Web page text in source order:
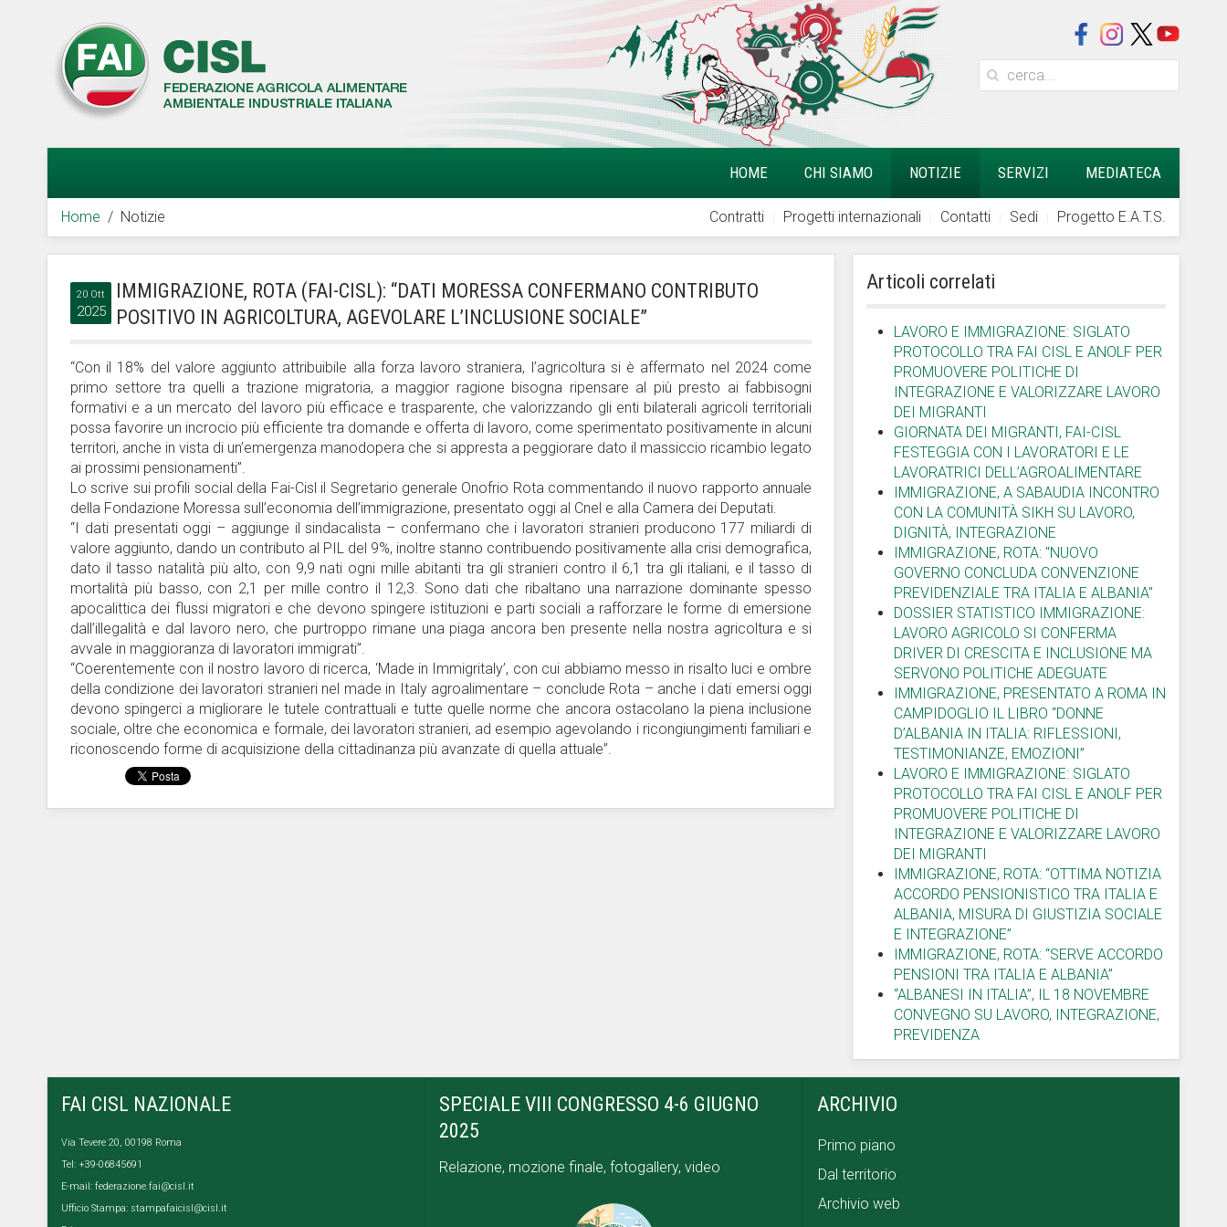
HOME CHI SIAMO NOTIZIE SERVIZI MEDIATECA
Contratti Progetti internazionali Contatti Sedi Progetto E.A.T.S.
Home Notizie
20 Ott
2025
IMMIGRAZIONE, ROTA (FAI-CISL): “DATI MORESSA CONFERMANO CONTRIBUTO
POSITIVO IN AGRICOLTURA, AGEVOLARE L’INCLUSIONE SOCIALE”
“Con il 18% del valore aggiunto attribuibile alla forza lavoro straniera, l’agricoltura si è affermato nel 2024 come
primo settore tra quelli a trazione migratoria, a maggior ragione bisogna ripensare al più presto ai fabbisogni
formativi e a un mercato del lavoro più efficace e trasparente, che valorizzando gli enti bilaterali agricoli territoriali
possa favorire un incrocio più efficiente tra domande e offerta di lavoro, come sperimentato positivamente in alcuni
territori, anche in vista di un’emergenza manodopera che si appresta a peggiorare dato il massiccio ricambio legato
ai prossimi pensionamenti”.
Lo scrive sui profili social della Fai-Cisl il Segretario generale Onofrio Rota commentando il nuovo rapporto annuale
della Fondazione Moressa sull’economia dell’immigrazione, presentato oggi al Cnel e alla Camera dei Deputati.
“I dati presentati oggi – aggiunge il sindacalista – confermano che i lavoratori stranieri producono 177 miliardi di
valore aggiunto, dando un contributo al PIL del 9%, inoltre stanno contribuendo positivamente alla crisi demografica,
dato il tasso natalità più alto, con 9,9 nati ogni mille abitanti tra gli stranieri contro il 6,1 tra gli italiani, e il tasso di
mortalità più basso, con 2,1 per mille contro il 12,3. Sono dati che ribaltano una narrazione dominante spesso
apocalittica dei flussi migratori e che devono spingere istituzioni e parti sociali a rafforzare le forme di emersione
dall’illegalità e dal lavoro nero, che purtroppo rimane una piaga ancora ben presente nella nostra agricoltura e si
avvale in maggioranza di lavoratori immigrati”.
“Coerentemente con il nostro lavoro di ricerca, ‘Made in Immigritaly’, con cui abbiamo messo in risalto luci e ombre
della condizione dei lavoratori stranieri nel made in Italy agroalimentare – conclude Rota – anche i dati emersi oggi
devono spingerci a migliorare le tutele contrattuali e tutte quelle norme che ancora ostacolano la piena inclusione
sociale, oltre che economica e formale, dei lavoratori stranieri, ad esempio agevolando i ricongiungimenti familiari e
riconoscendo forme di acquisizione della cittadinanza più avanzate di quella attuale”.
Articoli correlati
LAVORO E IMMIGRAZIONE: SIGLATO
PROTOCOLLO TRA FAI CISL E ANOLF PER
PROMUOVERE POLITICHE DI
INTEGRAZIONE E VALORIZZARE LAVORO
DEI MIGRANTI
GIORNATA DEI MIGRANTI, FAI-CISL
FESTEGGIA CON I LAVORATORI E LE
LAVORATRICI DELL’AGROALIMENTARE
IMMIGRAZIONE, A SABAUDIA INCONTRO
CON LA COMUNITÀ SIKH SU LAVORO,
DIGNITÀ, INTEGRAZIONE
IMMIGRAZIONE, ROTA: "NUOVO
GOVERNO CONCLUDA CONVENZIONE
PREVIDENZIALE TRA ITALIA E ALBANIA"
DOSSIER STATISTICO IMMIGRAZIONE:
LAVORO AGRICOLO SI CONFERMA
DRIVER DI CRESCITA E INCLUSIONE MA
SERVONO POLITICHE ADEGUATE
IMMIGRAZIONE, PRESENTATO A ROMA IN
CAMPIDOGLIO IL LIBRO “DONNE
D’ALBANIA IN ITALIA: RIFLESSIONI,
TESTIMONIANZE, EMOZIONI”
LAVORO E IMMIGRAZIONE: SIGLATO
PROTOCOLLO TRA FAI CISL E ANOLF PER
PROMUOVERE POLITICHE DI
INTEGRAZIONE E VALORIZZARE LAVORO
DEI MIGRANTI
IMMIGRAZIONE, ROTA: “OTTIMA NOTIZIA
ACCORDO PENSIONISTICO TRA ITALIA E
ALBANIA, MISURA DI GIUSTIZIA SOCIALE
E INTEGRAZIONE”
IMMIGRAZIONE, ROTA: “SERVE ACCORDO
PENSIONI TRA ITALIA E ALBANIA”
“ALBANESI IN ITALIA”, IL 18 NOVEMBRE
CONVEGNO SU LAVORO, INTEGRAZIONE,
PREVIDENZA
FAI CISL NAZIONALE
Via Tevere 20, 00198 Roma
Tel: +39-06845691
E-mail: federazione.fai@cisl.it
Ufficio Stampa: stampafaicisl@cisl.it
SPECIALE VIII CONGRESSO 4-6 GIUGNO
2025
Relazione, mozione finale, fotogallery, video
ARCHIVIO
Primo piano
Dal territorio
Archivio web